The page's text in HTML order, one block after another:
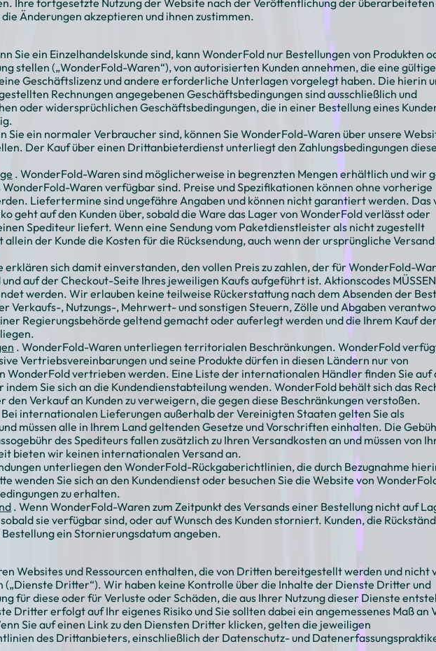
Ihre fortgesetzte Nutzung der Website nach der Veröffentlichung der überarbeiteten
Änderungen akzeptieren und ihnen zustimmen.
Sie ein Einzelhandelskunde sind, kann WonderFold nur Bestellungen von Produkten
stellen („WonderFold-Waren“), von autorisierten Kunden annehmen, die eine gültige
Geschäftslizenz und andere erforderliche Unterlagen vorgelegt haben. Die hierin
Rechnungen angegebenen Geschäftsbedingungen sind ausschließlich und
oder widersprüchlichen Geschäftsbedingungen, die in einer Bestellung eines
Sie ein normaler Verbraucher sind, können Sie WonderFold-Waren über unsere
Der Kauf über einen Drittanbieterdienst unterliegt den Zahlungsbedingungen
. WonderFold-Waren sind möglicherweise in begrenzten Mengen erhältlich und wir
Waren verfügbar sind. Preise und Spezifikationen können ohne vorherige
Liefertermine sind ungefähre Angaben und können nicht garantiert werden. Das
geht auf den Kunden über, sobald die Ware das Lager von WonderFold verlässt oder
Spediteur liefert. Wenn eine Sendung vom Paketdienstleister als nicht zugestellt
der Kunde die Kosten für die Rücksendung, auch wenn der ursprüngliche Versand
erklären sich damit einverstanden, den vollen Preis zu zahlen, der für WonderFold-
auf der Checkout-Seite Ihres jeweiligen Kaufs aufgeführt ist. Aktionscodes
werden. Wir erlauben keine teilweise Rückerstattung nach dem Absenden der
Verkaufs-, Nutzungs-, Mehrwert- und sonstigen Steuern, Zölle und Abgaben
Regierungsbehörde geltend gemacht oder auferlegt werden und die Ihrem Kauf
. WonderFold-Waren unterliegen territorialen Beschränkungen. WonderFold
Vertriebsvereinbarungen und seine Produkte dürfen in diesen Ländern nur von
WonderFold vertrieben werden. Eine Liste der internationalen Händler finden Sie auf
Sie sich an die Kundendienstabteilung wenden. WonderFold behält sich das
den Verkauf an Kunden zu verweigern, die gegen diese Beschränkungen verstoßen.
Bei internationalen Lieferungen außerhalb der Vereinigten Staaten gelten Sie als
müssen alle in Ihrem Land geltenden Gesetze und Vorschriften einhalten. Die
des Spediteurs fallen zusätzlich zu Ihren Versandkosten an und müssen von
bieten wir keinen internationalen Versand an.
unterliegen den WonderFold-Rückgaberichtlinien, die durch Bezugnahme
wenden Sie sich an den Kundendienst oder besuchen Sie die Website von
zu erhalten.
. Wenn WonderFold-Waren zum Zeitpunkt des Versands einer Bestellung nicht auf
sie verfügbar sind, oder auf Wunsch des Kunden storniert. Kunden, die
ein Stornierungsdatum angeben.
Websites und Ressourcen enthalten, die von Dritten bereitgestellt werden und nicht
Dritter“). Wir haben keine Kontrolle über die Inhalte der Dienste Dritter und
für diese oder für Verluste oder Schäden, die aus Ihrer Nutzung dieser Dienste
Dritter erfolgt auf Ihr eigenes Risiko und Sie sollten dabei ein angemessenes Maß an
Sie auf einen Link zu den Diensten Dritter klicken, gelten die jeweiligen
des Drittanbieters, einschließlich der Datenschutz- und